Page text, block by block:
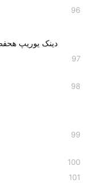
دینک یوریپ